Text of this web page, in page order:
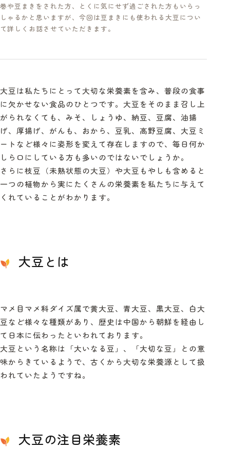
巻や豆まきをされた方、とくに気にせず過ごされた方もいらっ
しゃるかと思いますが、今回は豆まきにも使われる大豆につい
て詳しくお話させていただきます。
大豆は私たちにとって大切な栄養素を含み、普段の食事
に欠かせない食品のひとつです。大豆をそのまま召し上
がられなくても、みそ、しょうゆ、納豆、豆腐、油揚
げ、厚揚げ、がんも、おから、豆乳、高野豆腐、大豆ミ
ートなど様々に姿形を変えて存在しますので、毎日何か
しら口にしている方も多いのではないでしょうか。
さらに枝豆（未熟状態の大豆）や大豆もやしも含めると
一つの植物から実にたくさんの栄養素を私たちに与えて
くれていることがわかります。
大豆とは
マメ目マメ科ダイズ属で黄大豆、青大豆、黒大豆、白大
豆など様々な種類があり、歴史は中国から朝鮮を経由し
て日本に伝わったといわれております。
大豆という名称は「大いなる豆」、「大切な豆」との意
味からきているようで、古くから大切な栄養源として扱
われていたようですね。
大豆の注目栄養素